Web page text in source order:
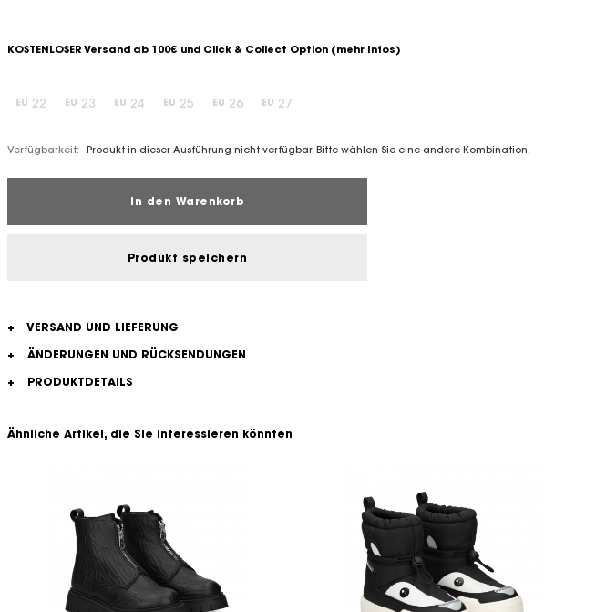
KOSTENLOSER Versand ab 100€ und Click & Collect Option (mehr Infos)
EU 22 EU 23 EU 24 EU 25 EU 26 EU 27
Verfügbarkeit: Produkt in dieser Ausführung nicht verfügbar. Bitte wählen Sie eine andere Kombination.
In den Warenkorb
Produkt speichern
+
VERSAND UND LIEFERUNG
+
ÄNDERUNGEN UND RÜCKSENDUNGEN
+
PRODUKTDETAILS
Ähnliche Artikel, die Sie interessieren könnten